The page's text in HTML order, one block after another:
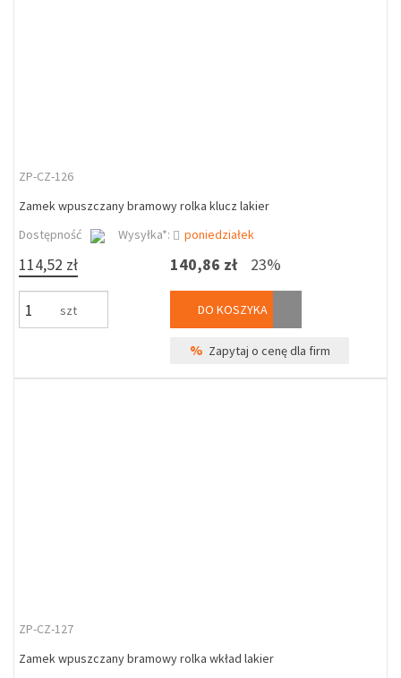
ZP-CZ-126
Zamek wpuszczany bramowy rolka klucz lakier
Dostępność
Wysyłka*: poniedziałek
114,52 zł
szt
140,86 zł 23%
DO KOSZYKA
% Zapytaj o cenę dla firm
ZP-CZ-127
Zamek wpuszczany bramowy rolka wkład lakier